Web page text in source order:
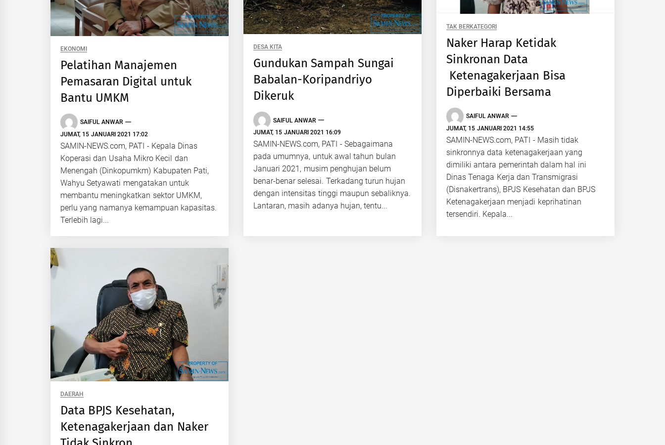
EKONOMI
Pelatihan Manajemen
Pemasaran Digital untuk
Bantu UMKM
SAIFUL ANWAR
JUMAT, 15 JANUARI 2021 17:02
SAMIN-NEWS.com, PATI - Kepala Dinas
Koperasi dan Usaha Mikro Kecil dan
Menengah (Dinkopumkm) Kabupaten Pati,
Wahyu Setyawati mengatakan untuk
membantu meningkatkan sektor UMKM,
perlu yang namanya kemampuan kapasitas.
Terlebih lagi...
DESA KITA
Gundukan Sampah Sungai
Babalan-Koripandriyo
Dikeruk
SAIFUL ANWAR
JUMAT, 15 JANUARI 2021 16:09
SAMIN-NEWS.com, PATI - Sebagaimana
pada umumnya, untuk awal tahun bulan
Januari 2021, musim penghujan belum
benar-benar selesai. Terkadang turun hujan
dengan intensitas tinggi maupun sebaliknya.
Lantaran, masih adanya hujan, tentu...
TAK BERKATEGORI
Naker Harap Ketidak
Sinkronan Data
Ketenagakerjaan Bisa
Diperbaiki Bersama
SAIFUL ANWAR
JUMAT, 15 JANUARI 2021 14:55
SAMIN-NEWS.com, PATI - Masih tidak
sinkronnya data ketenagakerjaan yang
dimiliki antara pemerintah dalam hal ini
Dinas Tenaga Kerja dan Transmigrasi
(Disnakertrans), BPJS Kesehatan dan BPJS
Ketenagakerjaan menjadi keprihatinan
tersendiri. Kepala...
DAERAH
Data BPJS Kesehatan,
Ketenagakerjaan dan Naker